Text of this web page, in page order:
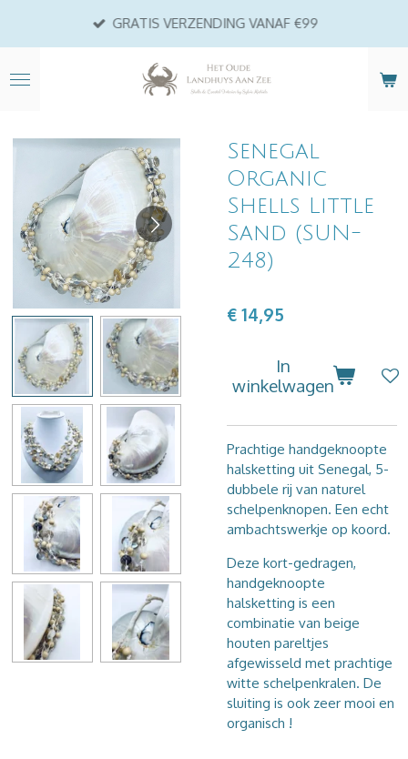
de
GRATIS VERZENDING VANAF €99
Senegal
Organic
Shells Little
Sand (SUN-
248)
€ 14,95
In
winkelwagen
Prachtige handgeknoopte
halsketting uit Senegal, 5-
dubbele rij van naturel
schelpenknopen. Een echt
ambachtswerkje op koord.
Deze kort-gedragen,
handgeknoopte
halsketting is een
combinatie van beige
houten pareltjes
afgewisseld met prachtige
witte schelpenkralen. De
sluiting is ook zeer mooi en
organisch !